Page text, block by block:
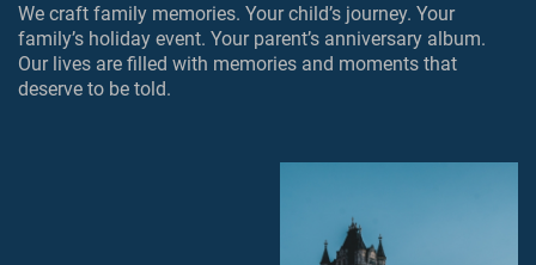
We craft family memories. Your child’s journey. Your
family’s holiday event. Your parent’s anniversary album.
Our lives are filled with memories and moments that
deserve to be told.